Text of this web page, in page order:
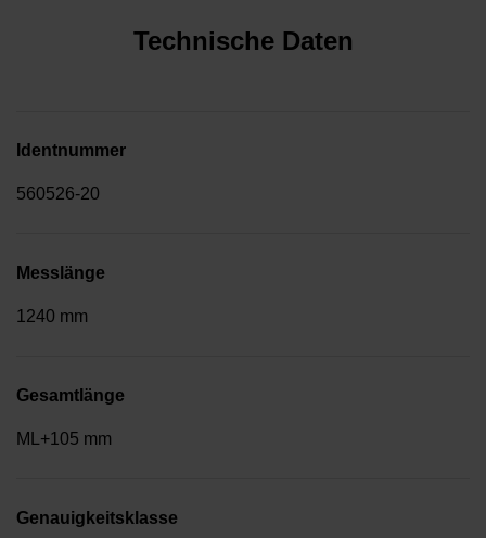
Technische Daten
Identnummer
560526-20
Messlänge
1240 mm
Gesamtlänge
ML+105 mm
Genauigkeitsklasse